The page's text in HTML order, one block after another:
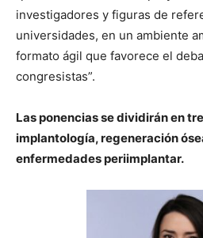
investigadores y figuras de
universidades, en un ambiente
formato ágil que favorece el
congresistas”.
Las ponencias se dividirán en
implantología, regeneración
enfermedades periimplantar.